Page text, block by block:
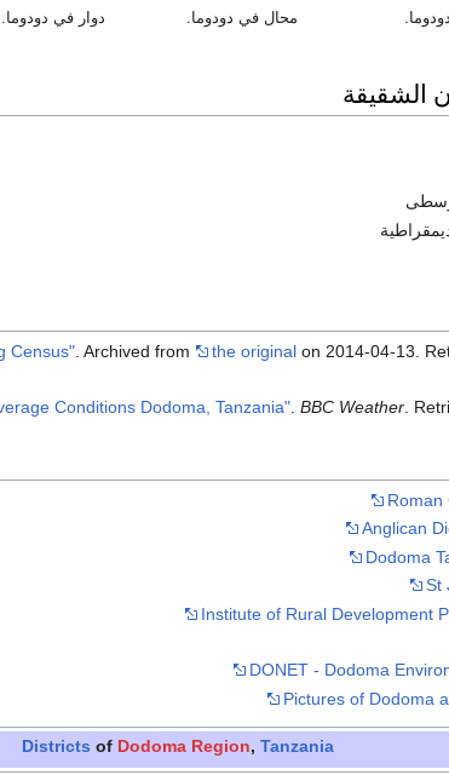
محال في دودوما. دوار في دودوما.
الشقيقة
. Archived from the original on 2014-04-13.
.BBC Weather .
Roman
Anglican
Dodoma
St
Institute of Rural Development
DONET - Dodoma
Pictures of Dodoma
Districts of Dodoma Region, Tanzania